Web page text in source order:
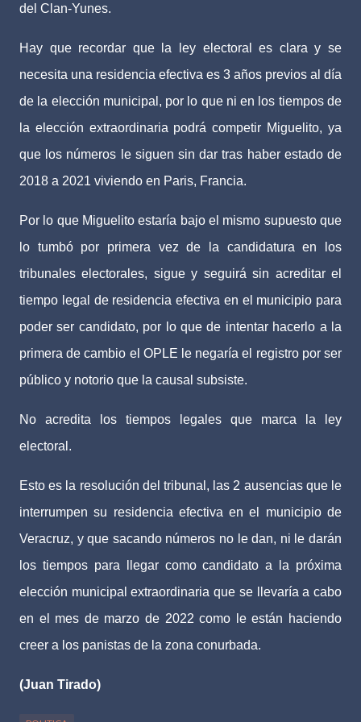
del Clan-Yunes.
Hay que recordar que la ley electoral es clara y se
necesita una residencia efectiva es 3 años previos al día
de la elección municipal, por lo que ni en los tiempos de
la elección extraordinaria podrá competir Miguelito, ya
que los números le siguen sin dar tras haber estado de
2018 a 2021 viviendo en Paris, Francia.
Por lo que Miguelito estaría bajo el mismo supuesto que
lo tumbó por primera vez de la candidatura en los
tribunales electorales, sigue y seguirá sin acreditar el
tiempo legal de residencia efectiva en el municipio para
poder ser candidato, por lo que de intentar hacerlo a la
primera de cambio el OPLE le negaría el registro por ser
público y notorio que la causal subsiste.
No acredita los tiempos legales que marca la ley
electoral.
Esto es la resolución del tribunal, las 2 ausencias que le
interrumpen su residencia efectiva en el municipio de
Veracruz, y que sacando números no le dan, ni le darán
los tiempos para llegar como candidato a la próxima
elección municipal extraordinaria que se llevaría a cabo
en el mes de marzo de 2022 como le están haciendo
creer a los panistas de la zona conurbada.
(Juan Tirado)